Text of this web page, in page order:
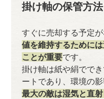
掛け軸の保管方
すぐに売却する予定が
値を維持するために
ことが重要です。
掛け軸は紙や絹でで
ートであり、環境の
最大の敵は湿気と直